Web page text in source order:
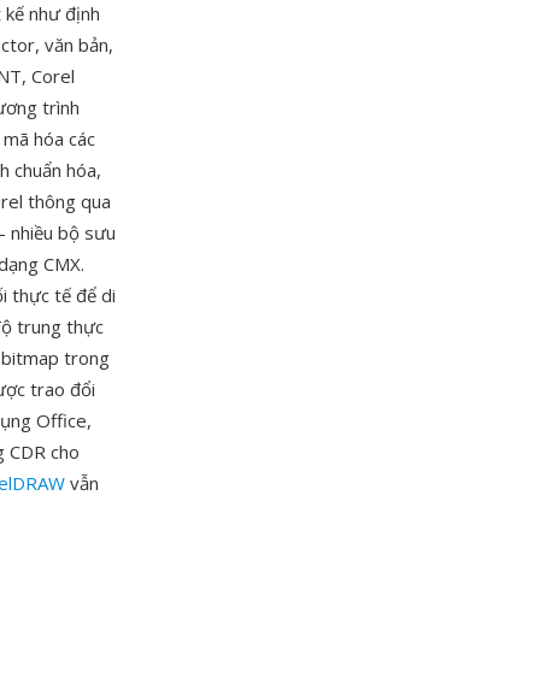
như định
văn bản,
Corel
trình
hóa các
chuẩn hóa,
thông qua
nhiều bộ sưu
CMX.
thực tế để di
trung thực
bitmap trong
trao đổi
Office,
cho
vẫn